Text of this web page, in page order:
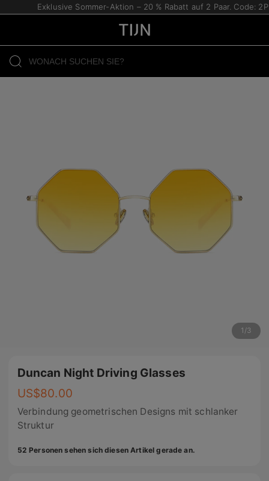
Exklusive Sommer-Aktion – 20 % Rabatt auf 2 Paar. Code:
1 /3
Duncan Night Driving Glasses
US$80.00
Verbindung geometrischen Designs mit schlanker
Struktur
52 Personen sehen sich diesen Artikel gerade an.